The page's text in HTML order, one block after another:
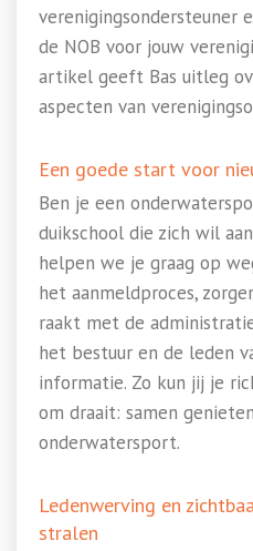
verenigingsondersteuner
de NOB voor jouw
artikel geeft Bas uitleg
aspecten van
Een goede start voor
Ben je een
duikschool die zich wil
helpen we je graag op
het aanmeldproces,
raakt met de
het bestuur en de leden
informatie. Zo kun jij je
om draait: samen
onderwatersport.
Ledenwerving en
stralen